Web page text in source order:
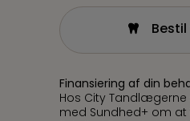
Finansiering af din
Hos City
med Sundhed+ om at